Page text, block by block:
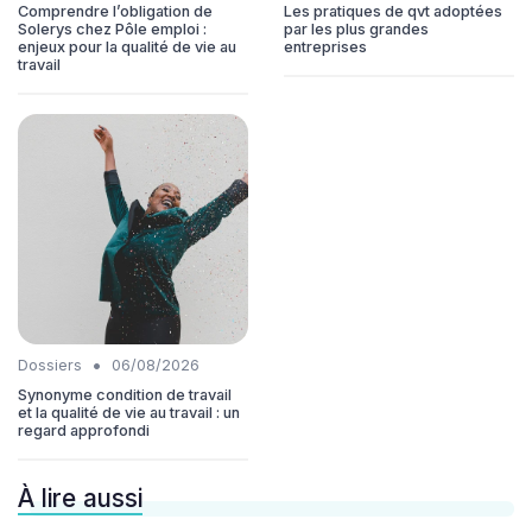
Comprendre l’obligation de
Solerys chez Pôle emploi :
enjeux pour la qualité de vie au
travail
Les pratiques de qvt adoptées
par les plus grandes
entreprises
Dossiers •
06/08/2026
Synonyme condition de travail
et la qualité de vie au travail : un
regard approfondi
À lire aussi